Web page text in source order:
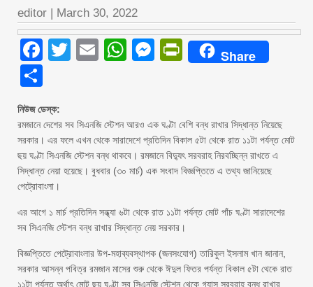
editor | March 30, 2022
Facebook
Twitter
EmailWhatsApp
Messenger
PrintFriendly
Share
নিউজ ডেস্ক:
রমজানে দেশের সব সিএনজি স্টেশন আরও এক ঘণ্টা বেশি বন্ধ রাখার সিদ্ধান্ত নিয়েছে
সরকার। এর ফলে এখন থেকে সারাদেশে প্রতিদিন বিকাল ৫টা থেকে রাত ১১টা পর্যন্ত মোট
ছয় ঘণ্টা সিএনজি স্টেশন বন্ধ থাকবে। রমজানে বিদ্যুৎ সরবরাহ নিরবচ্ছিন্ন রাখতে এ
সিদ্ধান্ত নেয়া হয়েছে। বুধবার (৩০ মার্চ) এক সংবাদ বিজ্ঞপ্তিতে এ তথ্য জানিয়েছে
পেট্রোবাংলা।
এর আগে ১ মার্চ প্রতিদিন সন্ধ্যা ৬টা থেকে রাত ১১টা পর্যন্ত মোট পাঁচ ঘণ্টা সারাদেশের
সব সিএনজি স্টেশন বন্ধ রাখার সিদ্ধান্ত নেয় সরকার।
বিজ্ঞপ্তিতে পেট্রোবাংলার উপ-মহাব্যবস্থাপক (জনসংযোগ) তারিকুল ইসলাম খান জানান,
সরকার আসন্ন পবিত্র রমজান মাসের শুরু থেকে ঈদুল ফিতর পর্যন্ত বিকাল ৫টা থেকে রাত
১১টা পর্যন্ত অর্থাৎ মোট ছয় ঘণ্টা সব সিএনজি স্টেশন থেকে গ্যাস সরবরাহ বন্ধ রাখার